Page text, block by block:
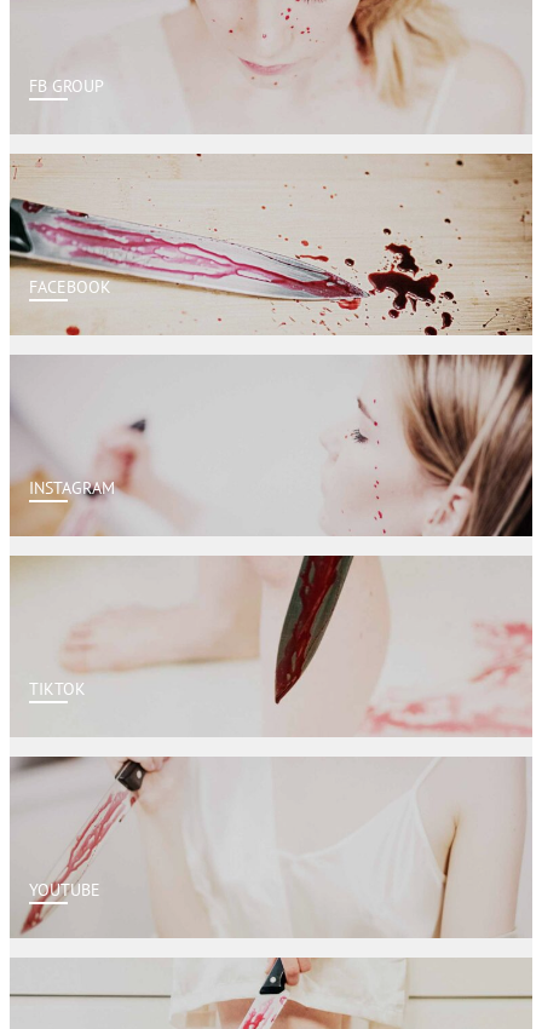
FB GROUP
FACEBOOK
INSTAGRAM
TIKTOK
YOUTUBE